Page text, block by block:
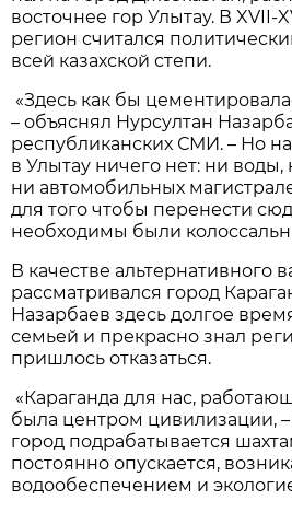
восточнее гор Улытау. В XVII-
регион считался
всей казахской степи.
«Здесь как бы
– объяснял Нурсултан
республиканских СМИ. – Но
в Улытау ничего нет: ни
ни автомобильных
для того чтобы перенести
необходимы были
В качестве альтернативного
рассматривался город
Назарбаев здесь долгое
семьей и прекрасно знал
пришлось отказаться.
«Караганда для нас,
была центром цивилизации,
город подрабатывается
постоянно опускается,
водообеспечением и